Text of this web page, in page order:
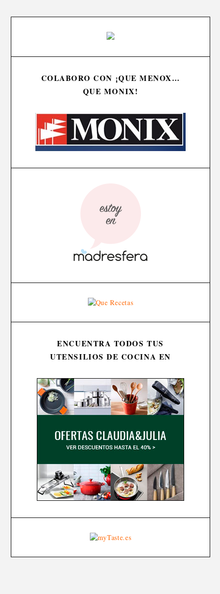
COLABORO CON ¡QUE MENOX…
QUE MONIX!
ENCUENTRA TODOS TUS
UTENSILIOS DE COCINA EN